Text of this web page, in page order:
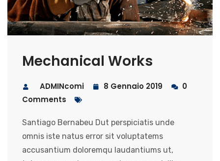
Mechanical Works
ADMINcomi 8 Gennaio 2019
0
Comments
Santiago Bernabeu Dut perspiciatis unde
omnis iste natus error sit voluptatems
accusantium doloremqu laudantiums ut,